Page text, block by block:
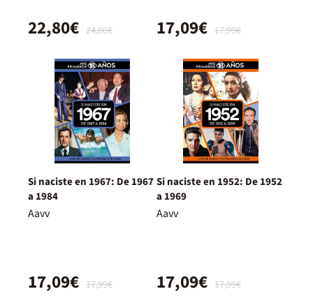
24,00€
22,80€ 17,99€
17,09€
Si naciste en 1967: De 1967
a 1984
Aavv
17,99€
17,09€
Si naciste en 1952: De 1952
a 1969
Aavv
17,99€
17,09€